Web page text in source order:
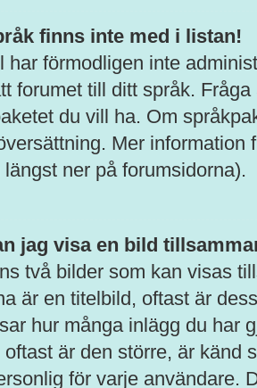
finns inte med i listan!
har förmodligen inte
forumet till ditt språk.
du vill ha. Om
Mer
längst ner på forumsidorna).
jag visa en bild
två bilder som kan visas
är en titelbild, oftast är
hur många inlägg du har
oftast är den större, är känd
för varje användare.